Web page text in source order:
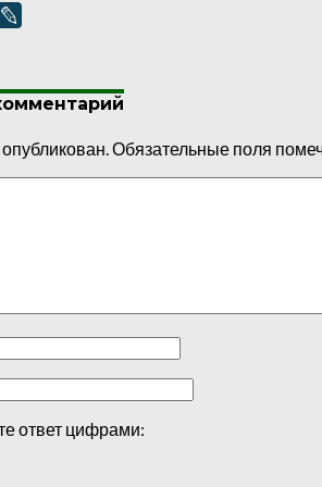
Обязательные поля
ответ цифрами: